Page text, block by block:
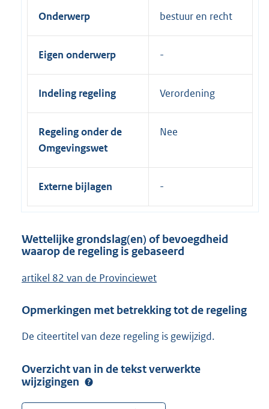
Onderwerp bestuur en recht
Eigen onderwerp
Indeling regeling Verordening
Regeling onder de
Omgevingswet
Nee
Externe bijlagen
Wettelijke grondslag(en) of bevoegdheid
waarop de regeling is gebaseerd
artikel 82 van de Provinciewet
Opmerkingen met betrekking tot de regeling
De citeertitel van deze regeling is gewijzigd.
Overzicht van in de tekst verwerkte
wijzigingen